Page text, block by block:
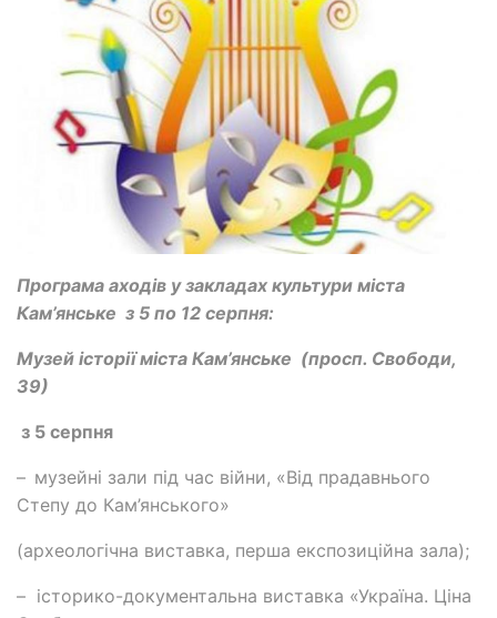
Програма аходів у закладах культури міста
Кам’янське з 5 по 12 серпня:
Музей історії міста Кам’янське (просп. Свободи,
39)
з 5 серпня
– музейні зали під час війни, «Від прадавнього
Степу до Кам’янського»
(археологічна виставка, перша експозиційна зала);
– історико-документальна виставка «Україна. Ціна